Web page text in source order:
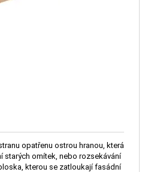
opatřenu ostrou hranou, která
starých omítek, nebo rozsekávání
kterou se zatloukají fasádní